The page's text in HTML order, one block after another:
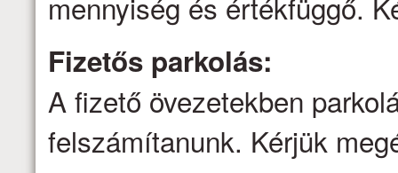
Fizetős parkolás:
A fizető övezetekben
felszámítanunk. Kérjük